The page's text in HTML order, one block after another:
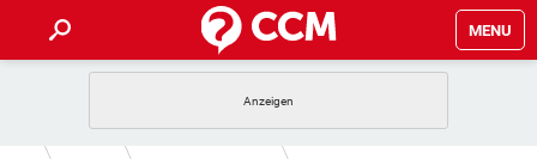
MENU
TIPPS & TRICKS